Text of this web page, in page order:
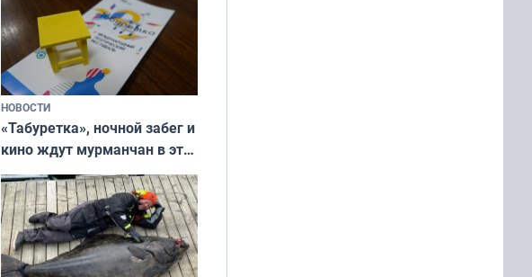
НОВОСТИ
«Табуретка», ночной забег и
кино ждут мурманчан в эти
выходные